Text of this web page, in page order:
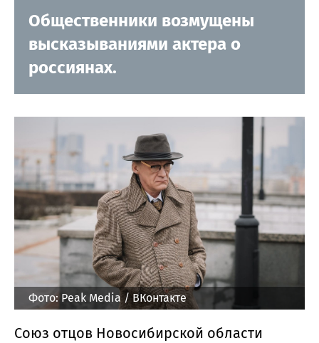
Общественники возмущены
высказываниями актера о
россиянах.
Фото: Peak Media / ВКонтакте
Союз отцов Новосибирской области